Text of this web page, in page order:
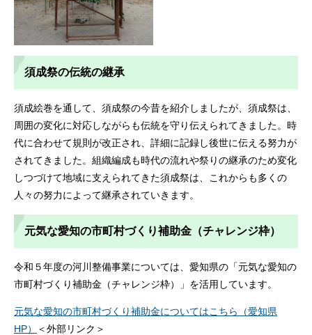
須成祭の伝統の継承
須成絵巻を通して、須成祭の今昔を紹介しましたが、須成祭は、
周囲の変化に対応しながらも伝統を守り伝えられてきました。時
代に合わせて規則が改正され、詳細に記録し後世に伝える努力が
されてきました。組織編成も時代の流れや祭りの継承のため変化
しつづけて地域に支えられてきた須成祭は、これからも多くの
人々の努力によって継承されていきます。
元気な愛知の市町村づくり補助金（チャレンジ枠）
令和５年度の河川整備事業については、愛知県の「元気な愛知の
市町村づくり補助金（チャレンジ枠）」を活用しています。
元気な愛知の市町村づくり補助金についてはこちら（愛知県
HP）
＜外部リンク＞